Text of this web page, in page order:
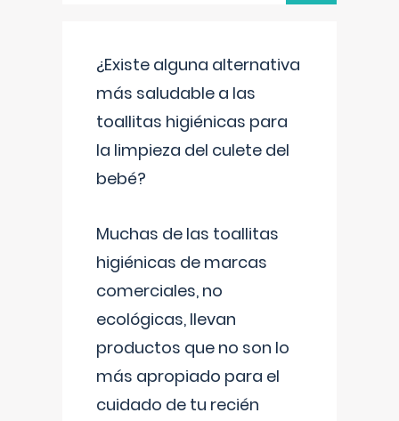
¿Existe alguna alternativa
más saludable a las
toallitas higiénicas para
la limpieza del culete del
bebé?
Muchas de las toallitas
higiénicas de marcas
comerciales, no
ecológicas, llevan
productos que no son lo
más apropiado para el
cuidado de tu recién